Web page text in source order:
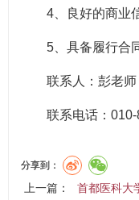
4、良好的商业信
5、具备履行合同
联系人：彭老师
联系电话：010-
分享到：
上一篇： 首都医科大